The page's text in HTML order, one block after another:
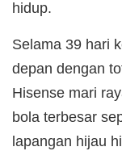
hidup.
​Selama 39 hari
depan dengan
Hisense mari
bola terbesar
lapangan hijau